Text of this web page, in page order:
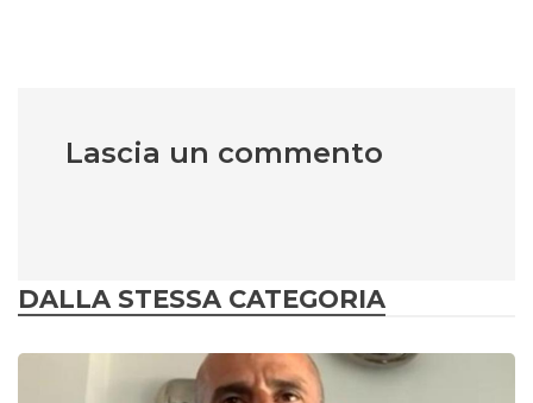
Lascia un commento
DALLA STESSA CATEGORIA